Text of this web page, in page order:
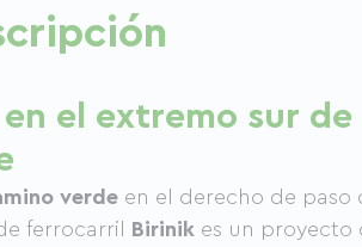
el extremo sur de
verde en el derecho de paso
ferrocarril
Birinik es un proyecto